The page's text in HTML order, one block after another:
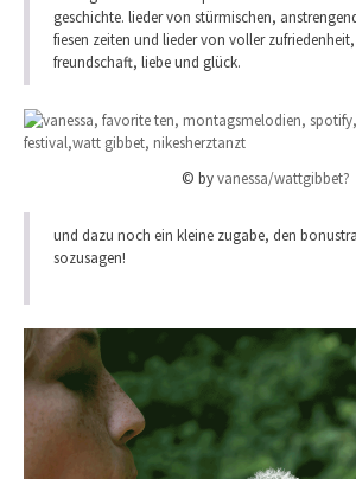
geschichte. lieder von stürmischen,
fiesen zeiten und lieder von voller zufriedenheit,
freundschaft, liebe und glück.
© byvanessa/wattgibbet?
und dazu noch ein kleine zugabe, den
sozusagen!